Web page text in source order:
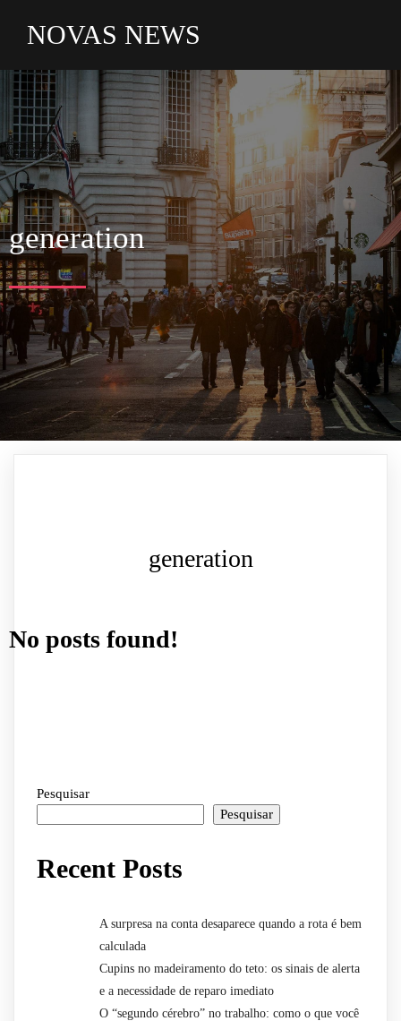
NOVAS NEWS
generation
generation
No posts found!
Pesquisar
Pesquisar
Recent Posts
A surpresa na conta desaparece quando a rota é bem
calculada
Cupins no madeiramento do teto: os sinais de alerta
e a necessidade de reparo imediato
O “segundo cérebro” no trabalho: como o que você